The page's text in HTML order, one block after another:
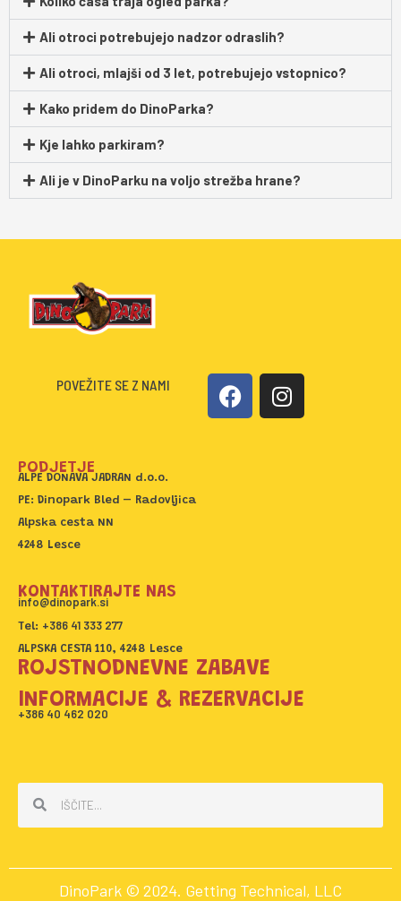
Ali otroci potrebujejo nadzor odraslih?
Ali otroci, mlajši od 3 let, potrebujejo vstopnico?
Kako pridem do DinoParka?
Kje lahko parkiram?
Ali je v DinoParku na voljo strežba hrane?
POVEŽITE SE Z NAMI
F
a
I
n
PODJETJE
ALPE DONAVA JADRAN d.o.o.
PE: Dinopark Bled – Radovljica
Alpska cesta NN
4248 Lesce
KONTAKTIRAJTE NAS
info@dinopark.si
Tel: +386 41 333 277
ALPSKA CESTA 110, 4248 Lesce
ROJSTNODNEVNE ZABAVE
INFORMACIJE & REZERVACIJE
+386 40 462 020
DinoPark © 2024. Getting Technical, LLC